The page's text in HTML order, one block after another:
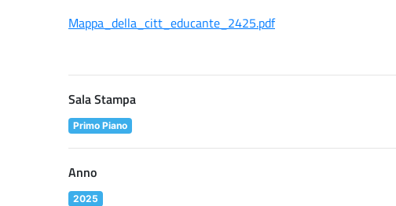
Mappa_della_citt_educante_2425.pdf
Sala Stampa
Primo Piano
Anno
2025